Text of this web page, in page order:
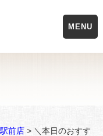
前店> ＼本日のおすす
MENU